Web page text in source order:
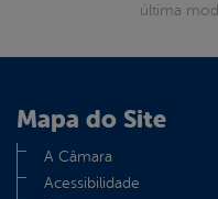
última
Mapa do Site
A Câmara
Acessibilidade